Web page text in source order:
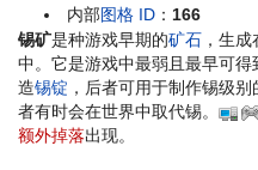
内部图格 ID ： 166
锡矿是种游戏早期的矿石 ，生
中。它是游戏中最弱且最早可
造锡锭 ，后者可用于制作锡级
者有时会在世界中取代锡。
额外掉落出现。